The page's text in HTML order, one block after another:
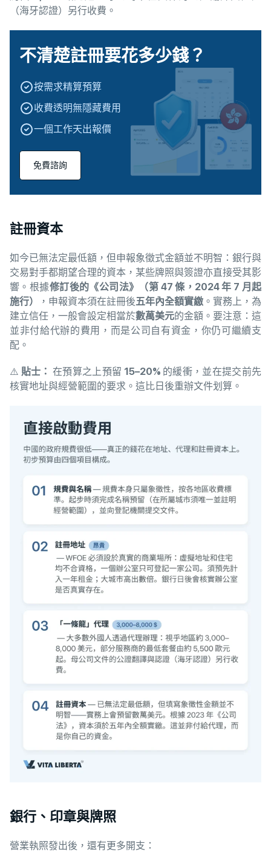
（海牙認證）另行收費。
不清楚註冊要花多少錢？
按需求精算預算
收費透明無隱藏費用
一個工作天出報價
免費諮詢
註冊資本
如今已無法定最低額，但申報象徵式金額並不明智：銀行與
交易對手都期望合理的資本，某些牌照與簽證亦直接受其影
響。根據修訂後的《公司法》（第 47 條，2024 年 7 月起
施行）
，申報資本須在註冊後五年內全額實繳 。實務上，為
建立信任，一般會設定相當於數萬美元的金額。要注意：這
並非付給代辦的費用，而是公司自有資金，你仍可繼續支
配。
⚠️ 貼士： 在預算之上預留 15–20% 的緩衝，並在提交前先
核實地址與經營範圍的要求。這比日後重辦文件划算。
銀行、印章與牌照
營業執照發出後，還有更多開支：